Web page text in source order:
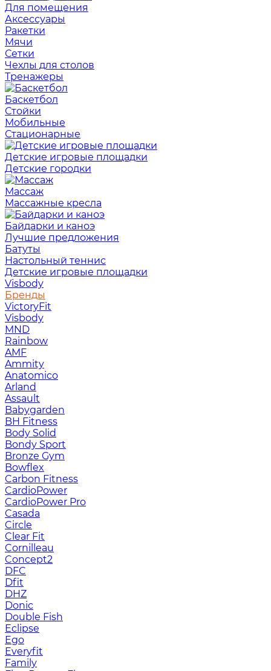
Для помещения
Аксессуары
Ракетки
Мячи
Сетки
Чехлы для столов
Тренажеры
Баскетбол
Стойки
Мобильные
Стационарные
Детские игровые площадки
Детские городки
Массаж
Массажные кресла
Байдарки и каноэ
Лучшие предложения
Батуты
Настольный теннис
Детские игровые площадки
Visbody
Бренды
VictoryFit
Visbody
MND
Rainbow
AMF
Ammity
Anatomico
Arland
Assault
Babygarden
BH Fitness
Body Solid
Bondy Sport
Bronze Gym
Bowflex
Carbon Fitness
CardioPower
CardioPower Pro
Casada
Circle
Clear Fit
Cornilleau
Concept2
DFC
Dfit
DHZ
Donic
Double Fish
Eclipse
Ego
Everyfit
Family